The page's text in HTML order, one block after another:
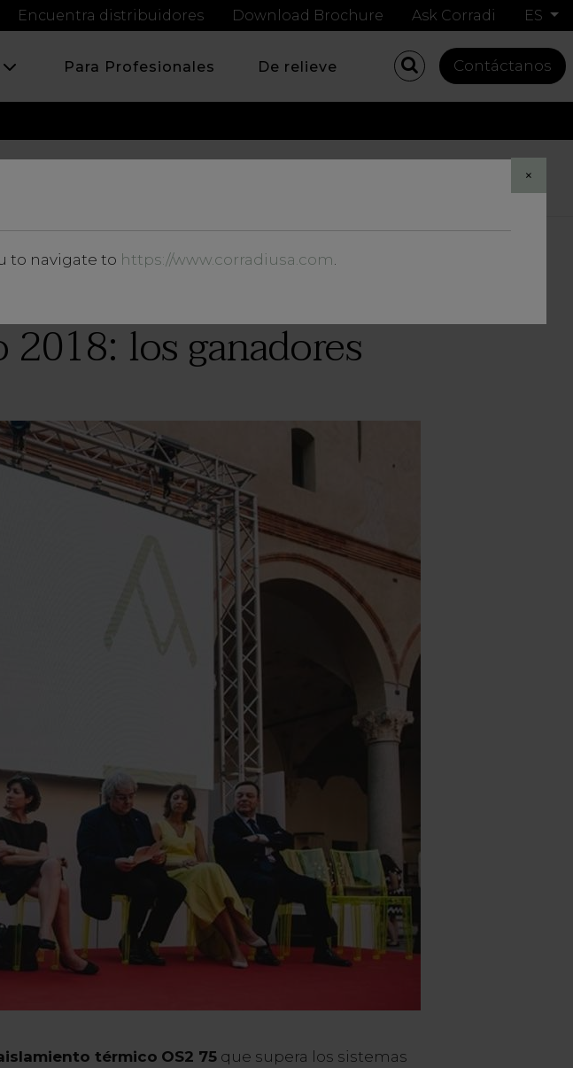
×
to navigate to https://www.corradiusa.com.
Encuentra distribuidores Download Brochure Ask Corradi ES
Para Profesionales De relieve Contáctanos
2018: los ganadores
térmico OS2 75que supera los sistemas